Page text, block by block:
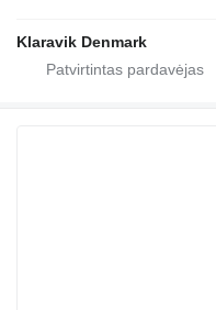
Klaravik Denmark